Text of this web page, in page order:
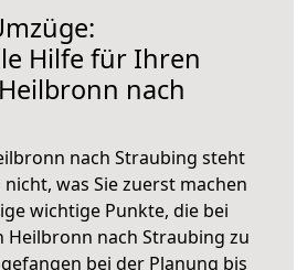
Hilfe für Ihren
nach
nach Straubing steht
was Sie zuerst machen
wichtige Punkte, die bei
Heilbronn nach Straubing zu
bei der Planung bis